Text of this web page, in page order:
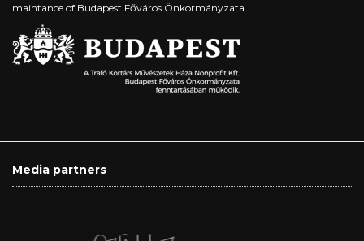
maintance of Budapest Főváros Önkormányzata.
Media partners